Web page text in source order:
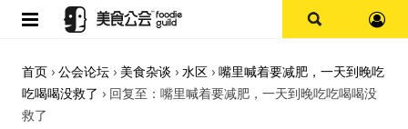
首页 › 公会论坛 › 美食杂谈 › 水区 › 嘴里喊着要减肥，一天到晚吃
吃喝喝没救了 › 回复至：嘴里喊着要减肥，一天到晚吃吃喝喝没
救了